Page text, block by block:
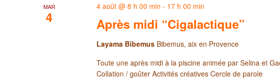
MAR
4 Après midi “Cigalactique”
4 août @ 8 h 00 min - 17 h 00 min
Layama Bibemus Bibemus, aix en Provence
Toute une après midi à la piscine animée par Selina et
Collation / goûter Activités créatives Cercle de parole